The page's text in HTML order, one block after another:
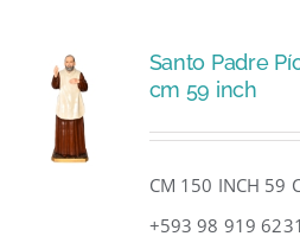
Santo Padre
cm 59 inch
CM 150 INCH 59
+593 98 919 6231